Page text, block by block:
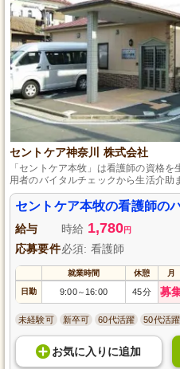
セントケア神奈川 株式会社
「セントケア本牧」は看護師の資格
用者のバイタルチェックから生活介助
住みよい環境を提供する地域と人を
セントケア本牧の看護師の
給与 時給 1,780円
応募要件必須: 看護師
就業時間 休憩 月
日勤 9:00～ 16:00 45分 募
未経験可 新卒可 60代活躍 50代活躍
お気に入り に追加